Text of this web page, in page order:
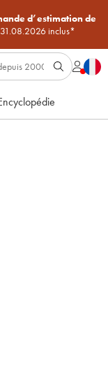
d’estimation de
inclus*